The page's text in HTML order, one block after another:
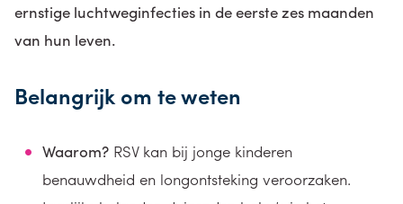
ernstige luchtweginfecties in de eerste zes maanden
van hun leven.
Belangrijk om te weten
Waarom? RSV kan bij jonge kinderen
benauwdheid en longontsteking veroorzaken.